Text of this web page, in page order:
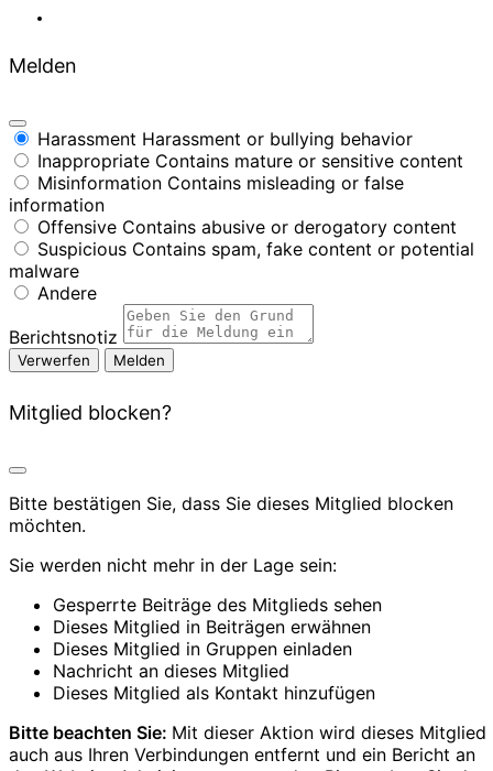
Melden
Harassment Harassment or bullying behavior
Inappropriate Contains mature or sensitive content
Misinformation Contains misleading or false
information
Offensive Contains abusive or derogatory content
Suspicious Contains spam, fake content or potential
malware
Andere
Berichtsnotiz
Melden
Mitglied blocken?
Bitte bestätigen Sie, dass Sie dieses Mitglied blocken
möchten.
Sie werden nicht mehr in der Lage sein:
Gesperrte Beiträge des Mitglieds sehen
Dieses Mitglied in Beiträgen erwähnen
Dieses Mitglied in Gruppen einladen
Nachricht an dieses Mitglied
Dieses Mitglied als Kontakt hinzufügen
Bitte beachten Sie: Mit dieser Aktion wird dieses Mitglied
auch aus Ihren Verbindungen entfernt und ein Bericht an